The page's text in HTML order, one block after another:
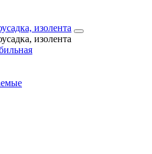
изолента
изолента